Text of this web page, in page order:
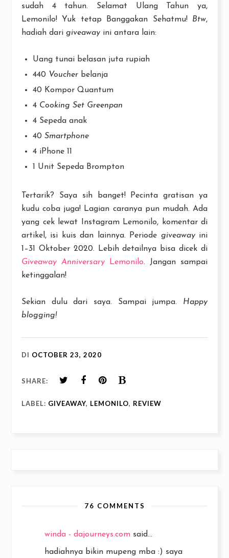
sudah 4 tahun. Selamat Ulang Tahun ya,
Lemonilo! Yuk tetap Banggakan Sehatmu! Btw,
hadiah dari giveaway ini antara lain:
Uang tunai belasan juta rupiah
440 Voucher belanja
40 Kompor Quantum
4 Cooking Set Greenpan
4 Sepeda anak
40Smartphone
4 iPhone 11
1 Unit Sepeda Brompton
Tertarik? Saya sih banget! Pecinta gratisan ya
kudu coba juga! Lagian caranya pun mudah. Ada
yang cek lewat Instagram Lemonilo, komentar di
artikel, isi kuis dan lainnya. Periode giveawayini
1–31 Oktober 2020. Lebih detailnya bisa dicek di
Giveaway Anniversary Lemonilo. Jangan sampai
ketinggalan!
Sekian dulu dari saya. Sampai jumpa. Happy
blogging!
DI OCTOBER 23, 2020
SHARE:
LABEL: GIVEAWAY, LEMONILO, REVIEW
76 COMMENTS
winda - dajourneys.com said...
hadiahnya bikin mupeng mba :) saya